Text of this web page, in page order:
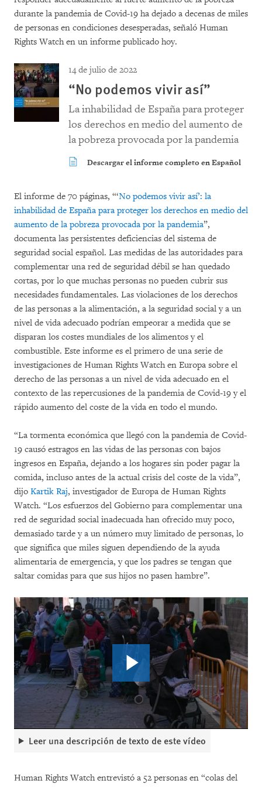
durante la pandemia de Covid-19 ha dejado a decenas de miles
de personas en condiciones desesperadas, señaló Human
Rights Watch en un informe publicado hoy.
14 de julio de 2022
“No podemos vivir así”
La inhabilidad de España para proteger
los derechos en medio del aumento de
la pobreza provocada por la pandemia
Descargar el informe completo en Español
El informe de 70 páginas, “‘No podemos vivir así’: la
inhabilidad de España para proteger los derechos en medio del
aumento de la pobreza provocada por la pandemia”,
documenta las persistentes deficiencias del sistema de
seguridad social español. Las medidas de las autoridades para
complementar una red de seguridad débil se han quedado
cortas, por lo que muchas personas no pueden cubrir sus
necesidades fundamentales. Las violaciones de los derechos
de las personas a la alimentación, a la seguridad social y a un
nivel de vida adecuado podrían empeorar a medida que se
disparan los costes mundiales de los alimentos y el
combustible. Este informe es el primero de una serie de
investigaciones de Human Rights Watch en Europa sobre el
derecho de las personas a un nivel de vida adecuado en el
contexto de las repercusiones de la pandemia de Covid-19 y el
rápido aumento del coste de la vida en todo el mundo.
“La tormenta económica que llegó con la pandemia de Covid-
19 causó estragos en las vidas de las personas con bajos
ingresos en España, dejando a los hogares sin poder pagar la
comida, incluso antes de la actual crisis del coste de la vida”,
dijo Kartik Raj, investigador de Europa de Human Rights
Watch. “Los esfuerzos del Gobierno para complementar una
red de seguridad social inadecuada han ofrecido muy poco,
demasiado tarde y a un número muy limitado de personas, lo
que significa que miles siguen dependiendo de la ayuda
alimentaria de emergencia, y que los padres se tengan que
saltar comidas para que sus hijos no pasen hambre”.
Leer una descripción de texto de este vídeo
Human Rights Watch entrevistó a 52 personas en “colas del